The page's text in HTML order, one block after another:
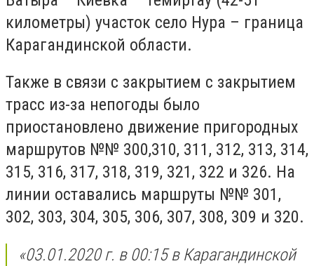
километры) участок село Нура – граница
Карагандинской области.
Также в связи с закрытием с закрытием
трасс из-за непогоды было
приостановлено движение пригородных
маршрутов №№ 300,310, 311, 312, 313, 314,
315, 316, 317, 318, 319, 321, 322 и 326. На
линии оставались маршруты №№ 301,
302, 303, 304, 305, 306, 307, 308, 309 и 320.
«03.01.2020 г. в 00:15 в Карагандинской